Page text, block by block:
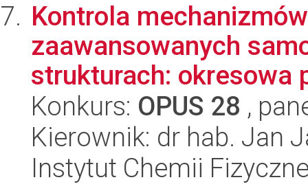
Kontrola
zaawansowanych
strukturach: okresowa
Konkurs: OPUS 28 ,
Kierownik: dr hab. Jan
Instytut Chemii